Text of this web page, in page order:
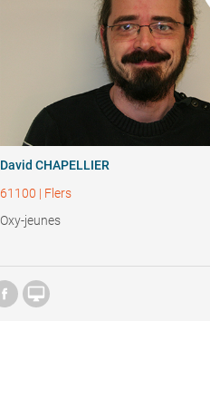
David CHAPELLIER
61100 | Flers
Oxy-jeunes
